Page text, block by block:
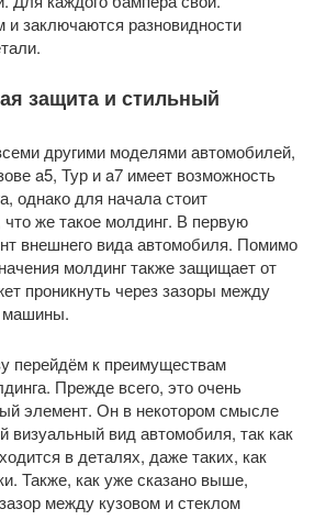
и заключаются разновидности
защита и стильный
другими моделями автомобилей,
a5, Тур и a7 имеет возможность
однако для начала стоит
что же такое молдинг. В первую
внешнего вида автомобиля. Помимо
молдинг также защищает от
проникнуть через зазоры между
машины.
перейдём к преимуществам
Прежде всего, это очень
элемент. Он в некотором смысле
визуальный вид автомобиля, так как
в деталях, даже таких, как
Также, как уже сказано выше,
между кузовом и стеклом